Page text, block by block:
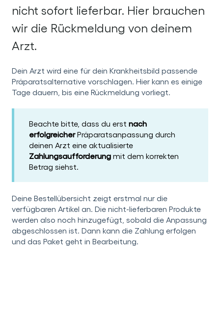
nicht sofort lieferbar. Hier brauchen
wir die Rückmeldung von deinem
Arzt.
Dein Arzt wird eine für dein Krankheitsbild passende
Präparatsalternative vorschlagen. Hier kann es einige
Tage dauern, bis eine Rückmeldung vorliegt.
Beachte bitte, dass du erst nach
erfolgreicherPräparatsanpassung durch
deinen Arzt eine aktualisierte
Zahlungsaufforderung mit dem korrekten
Betrag siehst.
Deine Bestellübersicht zeigt erstmal nur die
verfügbaren Artikel an. Die nicht-lieferbaren Produkte
werden also noch hinzugefügt, sobald die Anpassung
abgeschlossen ist. Dann kann die Zahlung erfolgen
und das Paket geht in Bearbeitung.